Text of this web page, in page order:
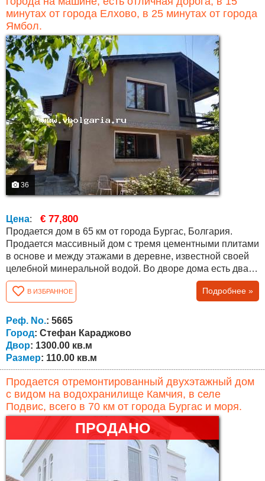
минутах от города Елхово, в 25 минутах от города
Ямбол.
36
Цена: € 77,800
Продается дом в 65 км от города Бургас, Болгария.
Продается массивный дом с тремя цементными плитами
в основе и между этажами в деревне, известной своей
целебной минеральной водой. Во дворе дома есть два
больших подсобных помещения для инструментов,
инвентаря и других вещей. Соседи живут круглый год.
Недвижимость пригодна для проживания. Все работает.
Есть парковочное место на три машины, большой
просторный двор площадью 1300...
В ИЗБРАННОЕ Подробнее »
Реф. No.: 5665
Город: Стефан Караджово
Двор: 1300.00 кв.м
Размер: 110.00 кв.м
Продается отремонтированный двухэтажный дом
с видом на водохранилище Камчия, в селе
Подвис, всего в 70 км от города Бургас и моря.
ПРОДАНО